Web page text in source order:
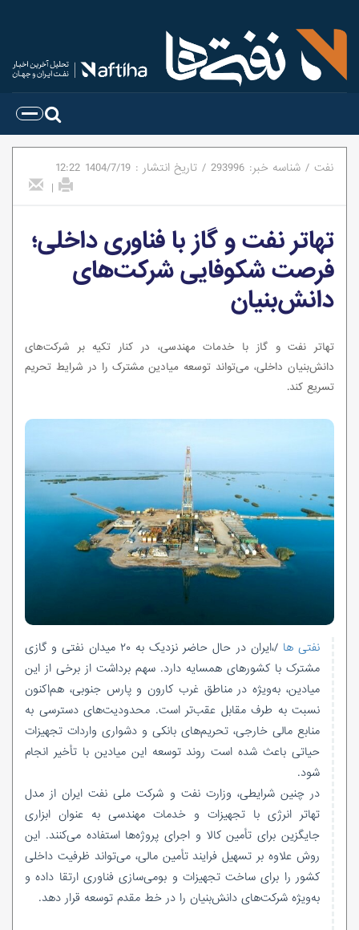
نفت / شناسه خبر: 293996
/ تاریخ انتشار : 1404/7/19
12:22
|
تهاتر نفت و گاز با فناوری داخلی؛
فرصت شکوفایی شرکت‌های
دانش‌بنیان
تهاتر نفت و گاز با خدمات مهندسی، در کنار تکیه بر شرکت‌های
دانش‌بنیان داخلی، می‌تواند توسعه میادین مشترک را در شرایط تحریم
تسریع کند.
نفتی ها
/،ایران در حال حاضر نزدیک به ۲۰ میدان نفتی و گازی
مشترک با کشورهای همسایه دارد. سهم برداشت از برخی از این
میادین، به‌ویژه در مناطق غرب کارون و پارس جنوبی، هم‌اکنون
نسبت به طرف مقابل عقب‌تر است. محدودیت‌های دسترسی به
منابع مالی خارجی، تحریم‌های بانکی و دشواری واردات تجهیزات
حیاتی باعث شده است روند توسعه این میادین با تأخیر انجام
شود.
در چنین شرایطی، وزارت نفت و شرکت ملی نفت ایران از مدل
تهاتر انرژی با تجهیزات و خدمات مهندسی به عنوان ابزاری
جایگزین برای تأمین کالا و اجرای پروژه‌ها استفاده می‌کنند. این
روش علاوه بر تسهیل فرایند تأمین مالی، می‌تواند ظرفیت داخلی
کشور را برای ساخت تجهیزات و بومی‌سازی فناوری ارتقا داده و
به‌ویژه شرکت‌های دانش‌بنیان را در خط مقدم توسعه قرار دهد.